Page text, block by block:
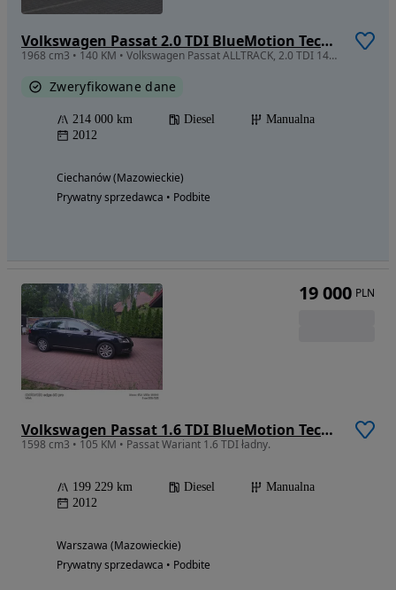
Volkswagen Passat 2.0 TDI BlueMotion Technology Exclusive
1968 cm3 • 140 KM • Volkswagen Passat ALLTRACK, 2.0 TDI 140KM, przebieg 214000km
Zweryfikowane dane
214 000 km Diesel
Manualna
2012
Ciechanów (Mazowieckie)
Prywatny sprzedawca • Podbite
Volkswagen Passat 1.6 TDI BlueMotion Technology Business Edition
1598 cm3 • 105 KM • Passat Wariant 1.6 TDI ładny.
199 229 km Diesel
Manualna
2012
Warszawa (Mazowieckie)
Prywatny sprzedawca • Podbite
19 000 PLN